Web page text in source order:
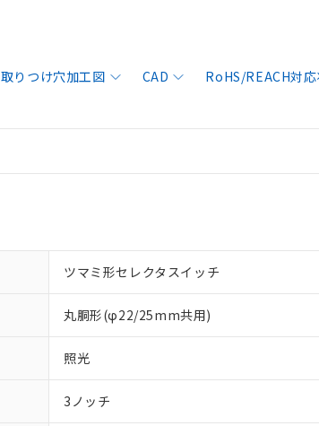
取りつけ穴加工図 CAD RoHS/REACH対応
ツマミ形セレクタスイッチ
丸胴形(φ22/25mm共用)
照光
3ノッチ